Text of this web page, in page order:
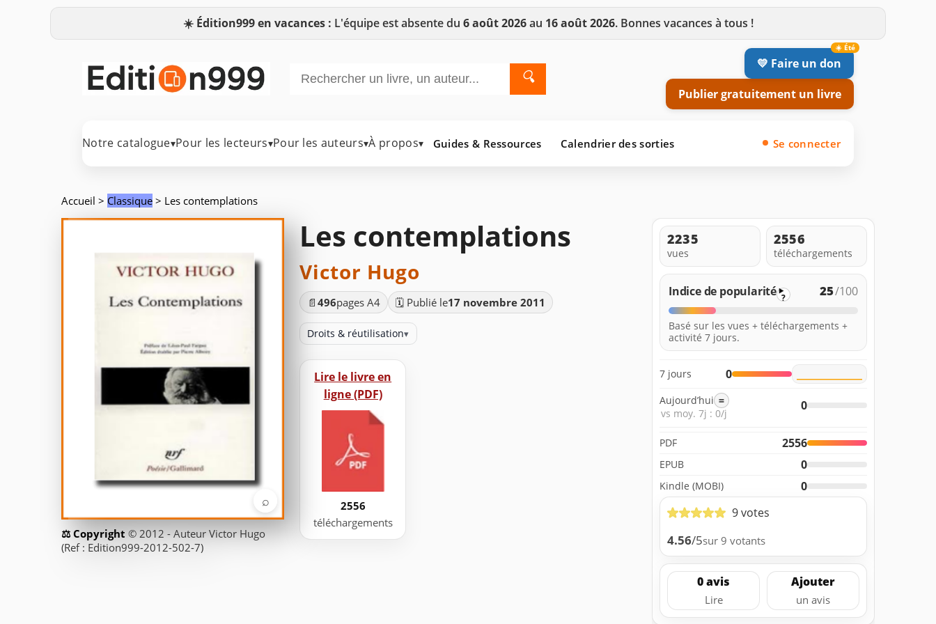
☀️ Édition999 en vacances : L'équipe est absente du 6 août 2026au 16 août 2026. Bonnes vacances à tous !
🔍
💛 Faire un don
Publier gratuitement un livre
Notre catalogue▾Pour les lecteurs▾Pour les auteurs▾À propos▾ Guides & Ressources Calendrier des sorties Se connecter
Accueil > Classique > Les contemplations
⌕
© 2012 - Auteur Victor Hugo
(Ref : Edition999-2012-502-7)
Les contemplations
Victor Hugo
📄 496pages A4 🗓️ Publié le17 novembre 2011
Droits & réutilisation▾
Lire le livre en
ligne (PDF)
2556
téléchargements
2235
vues
2556
téléchargements
Indice de popularité ? 25/100
Basé sur les vues + téléchargements +
activité 7 jours.
7 jours 0
Aujourd’hui =
vs moy. 7j : 0/j
0
PDF 2556
EPUB 0
Kindle (MOBI)
0
9 votes
4.56/5sur 9 votants
0 avis
Lire
Ajouter
un avis